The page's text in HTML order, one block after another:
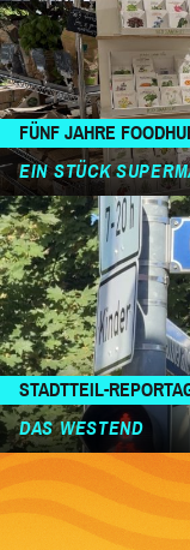
FÜNF JAHRE
EIN STÜCK
STADTTEIL-
DAS WESTEND